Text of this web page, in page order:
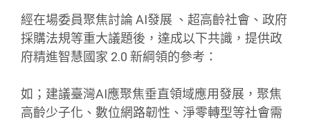
經在場委員聚焦討論 AI發展 、超高齡社會、政府
採購法規等重大議題後，達成以下共識，提供政
府精進智慧國家 2.0 新綱領的參考：
如；建議臺灣AI應聚焦垂直領域應用發展，聚焦
高齡少子化、數位網路韌性、淨零轉型等社會需